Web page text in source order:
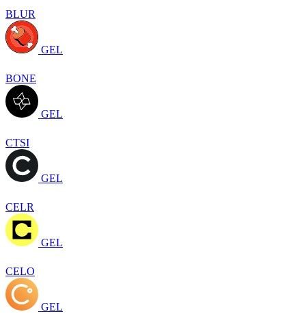
BLUR
GEL
BONE
GEL
CTSI
GEL
CELR
GEL
CELO
GEL